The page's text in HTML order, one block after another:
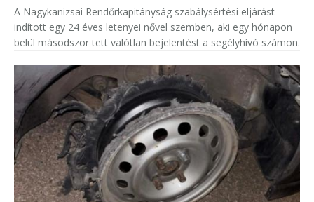
A Nagykanizsai Rendőrkapitányság szabálysértési eljárást
indított egy 24 éves letenyei nővel szemben, aki egy hónapon
belül másodszor tett valótlan bejelentést a segélyhívó számon.